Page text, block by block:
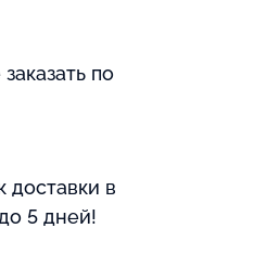
по
доставки в
5 дней!